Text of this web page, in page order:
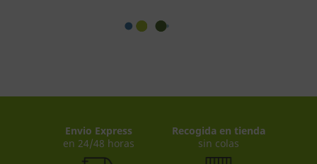
Envio Express
en 24/48 horas
Recogida en tienda
sin colas